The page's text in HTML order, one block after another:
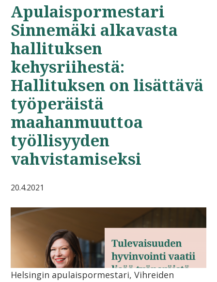
Apulaispormestari
Sinnemäki alkavasta
hallituksen
kehysriihestä:
Hallituksen on lisättävä
työperäistä
maahanmuuttoa
työllisyyden
vahvistamiseksi
20.4.2021
Helsingin apulaispormestari, Vihreiden